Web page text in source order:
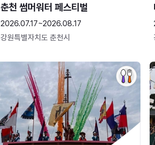
춘천 썸머워터 페스티벌
2026.07.17~2026.08.17
강원특별자치도 춘천시